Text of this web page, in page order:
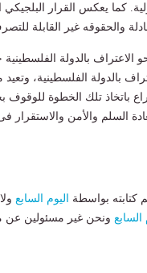
كما يعكس القرار
والحقوقه غير القابلة
الاعتراف بالدولة
بالدولة الفلسطينية،
باتخاذ تلك الخطوة للوقوف
السلم والأمن
كتابته بواسطة اليوم السابع
السابع ونحن غير مسئولين عن